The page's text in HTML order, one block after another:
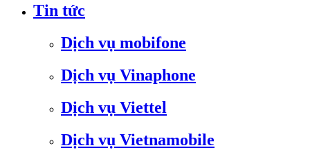
Tin tức
Dịch vụ mobifone
Dịch vụ Vinaphone
Dịch vụ Viettel
Dịch vụ Vietnamobile